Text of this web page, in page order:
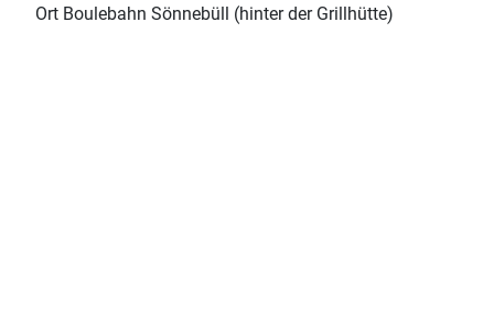
Ort Boulebahn Sönnebüll (hinter der Grillhütte)